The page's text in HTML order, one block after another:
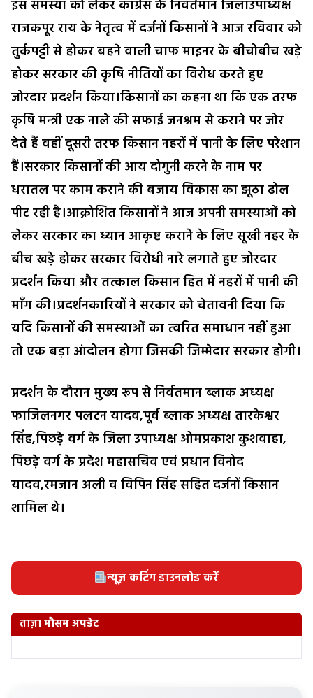
इस समस्या को लेकर कांग्रेस के निवर्तमान जिलाउपाध्यक्ष
राजकपूर राय के नेतृत्व में दर्जनों किसानों ने आज रविवार को
तुर्कपट्टी से होकर बहने वाली चाफ माइनर के बीचोबीच खड़े
होकर सरकार की कृषि नीतियों का विरोध करते हुए
जोरदार प्रदर्शन किया।किसानों का कहना था कि एक तरफ
कृषि मन्त्री एक नाले की सफाई जनश्रम से कराने पर जोर
देते हैं वहीं दूसरी तरफ किसान नहरों में पानी के लिए परेशान
हैं।सरकार किसानों की आय दोगुनी करने के नाम पर
धरातल पर काम कराने की बजाय विकास का झूठा ढोल
पीट रही है।आक्रोशित किसानों ने आज अपनी समस्याओं को
लेकर सरकार का ध्यान आकृष्ट कराने के लिए सूखी नहर के
बीच खड़े होकर सरकार विरोधी नारे लगाते हुए जोरदार
प्रदर्शन किया और तत्काल किसान हित में नहरों में पानी की
माँग की।प्रदर्शनकारियों ने सरकार को चेतावनी दिया कि
यदि किसानों की समस्याओं का त्वरित समाधान नहीं हुआ
तो एक बड़ा आंदोलन होगा जिसकी जिम्मेदार सरकार होगी।
प्रदर्शन के दौरान मुख्य रूप से निर्वतमान ब्लाक अध्यक्ष
फाजिलनगर पलटन यादव,पूर्व ब्लाक अध्यक्ष तारकेश्वर
सिंह,पिछड़े वर्ग के जिला उपाध्यक्ष ओमप्रकाश कुशवाहा,
पिछड़े वर्ग के प्रदेश महासचिव एवं प्रधान विनोद
यादव,रमजान अली व विपिन सिंह सहित दर्जनों किसान
शामिल थे।
न्यूज़ कटिंग डाउनलोड करें
ताज़ा मौसम अपडेट